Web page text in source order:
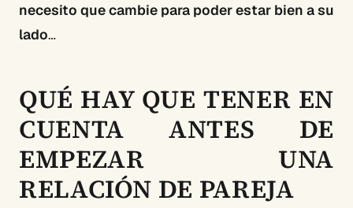
necesito que cambie para poder estar bien a su
lado…
QUÉ HAY QUE TENER EN
CUENTA ANTES DE
EMPEZAR UNA
RELACIÓN DE PAREJA